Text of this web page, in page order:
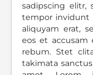
sadipscing elitr,
tempor invidunt
aliquyam erat,
eos et
rebum. Stet
takimata